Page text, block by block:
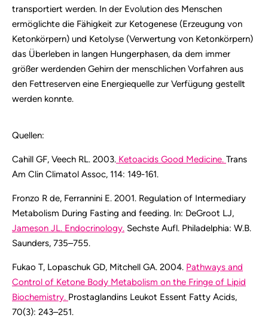
transportiert werden. In der Evolution des Menschen
ermöglichte die Fähigkeit zur Ketogenese (Erzeugung von
Ketonkörpern) und Ketolyse (Verwertung von Ketonkörpern)
das Überleben in langen Hungerphasen, da dem immer
größer werdenden Gehirn der menschlichen Vorfahren aus
den Fettreserven eine Energiequelle zur Verfügung gestellt
werden konnte.
Quellen:
Cahill GF, Veech RL. 2003. Ketoacids Good Medicine. Trans
Am Clin Climatol Assoc, 114: 149-161.
Fronzo R de, Ferrannini E. 2001. Regulation of Intermediary
Metabolism During Fasting and feeding. In: DeGroot LJ,
Jameson JL. Endocrinology. Sechste Aufl. Philadelphia: W.B.
Saunders, 735–755.
Fukao T, Lopaschuk GD, Mitchell GA. 2004. Pathways and
Control of Ketone Body Metabolism on the Fringe of Lipid
Biochemistry. Prostaglandins Leukot Essent Fatty Acids,
70(3): 243–251.